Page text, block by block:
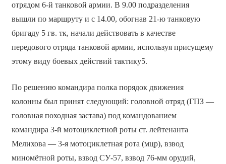
отрядом 6-й танковой армии. В 9.00 подразделения
вышли по маршруту и с 14.00, обогнав 21-ю танковую
бригаду 5 гв. тк, начали действовать в качестве
передового отряда танковой армии, используя присущему
этому виду боевых действий тактику5.
По решению командира полка порядок движения
колонны был принят следующий: головной отряд (ГПЗ —
головная походная застава) под командованием
командира 3-й мотоциклетной роты ст. лейтенанта
Мелихова — 3-я мотоциклетная рота (мцр), взвод
миномётной роты, взвод СУ-57, взвод 76-мм орудий,